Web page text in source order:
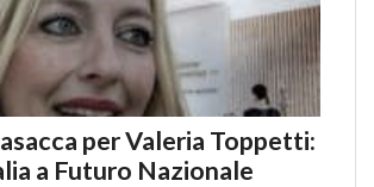
per Valeria Toppetti:
a Futuro Nazionale